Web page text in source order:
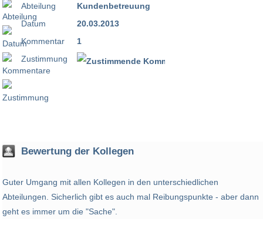
Abteilung
Datum
Kommentar
Zustimmung
Kundenbetreuung
20.03.2013
1
Bewertung der Kollegen
Guter Umgang mit allen Kollegen in den unterschiedlichen
Abteilungen. Sicherlich gibt es auch mal Reibungspunkte - aber dann
geht es immer um die "Sache".